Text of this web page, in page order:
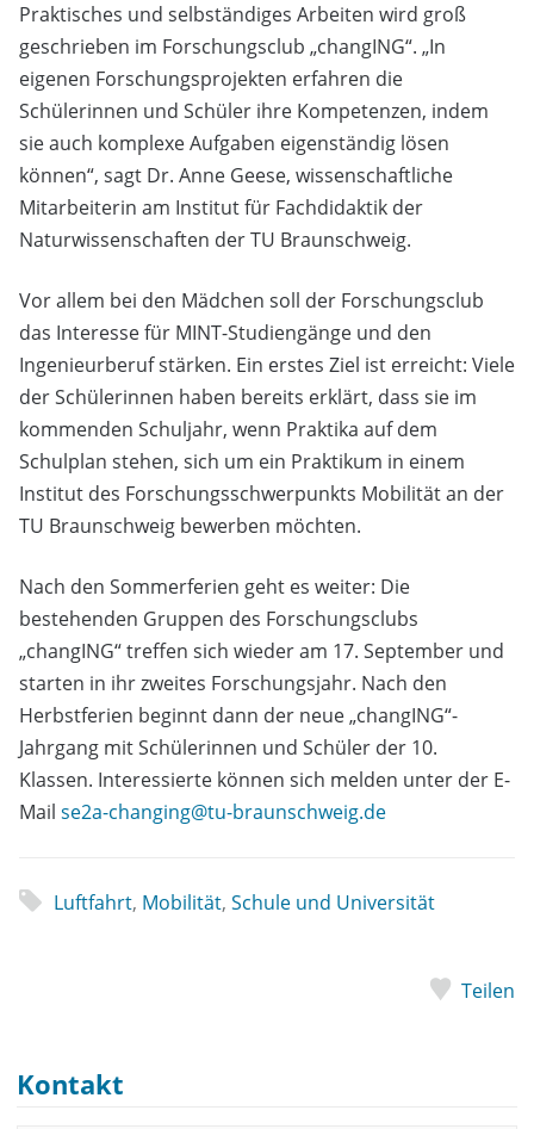
Praktisches und selbständiges Arbeiten wird groß
geschrieben im Forschungsclub „changING“. „In
eigenen Forschungsprojekten erfahren die
Schülerinnen und Schüler ihre Kompetenzen, indem
sie auch komplexe Aufgaben eigenständig lösen
können“, sagt Dr. Anne Geese, wissenschaftliche
Mitarbeiterin am Institut für Fachdidaktik der
Naturwissenschaften der TU Braunschweig.
Vor allem bei den Mädchen soll der Forschungsclub
das Interesse für MINT-Studiengänge und den
Ingenieurberuf stärken. Ein erstes Ziel ist erreicht: Viele
der Schülerinnen haben bereits erklärt, dass sie im
kommenden Schuljahr, wenn Praktika auf dem
Schulplan stehen, sich um ein Praktikum in einem
Institut des Forschungsschwerpunkts Mobilität an der
TU Braunschweig bewerben möchten.
Nach den Sommerferien geht es weiter: Die
bestehenden Gruppen des Forschungsclubs
„changING“ treffen sich wieder am 17. September und
starten in ihr zweites Forschungsjahr. Nach den
Herbstferien beginnt dann der neue „changING“-
Jahrgang mit Schülerinnen und Schüler der 10.
Klassen. Interessierte können sich melden unter der E-
Mail se2a-changing@tu-braunschweig.de
Luftfahrt, Mobilität, Schule und Universität
Teilen
Kontakt